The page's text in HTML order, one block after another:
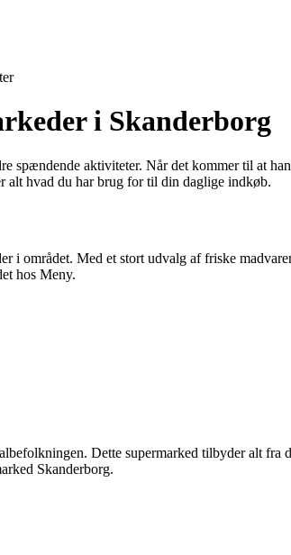
i Skanderborg
spændende aktiviteter. Når det kommer til at
alt hvad du har brug for til din daglige indkøb.
i området. Med et stort udvalg af friske
hos Meny.
Dette supermarked tilbyder alt
Skanderborg.